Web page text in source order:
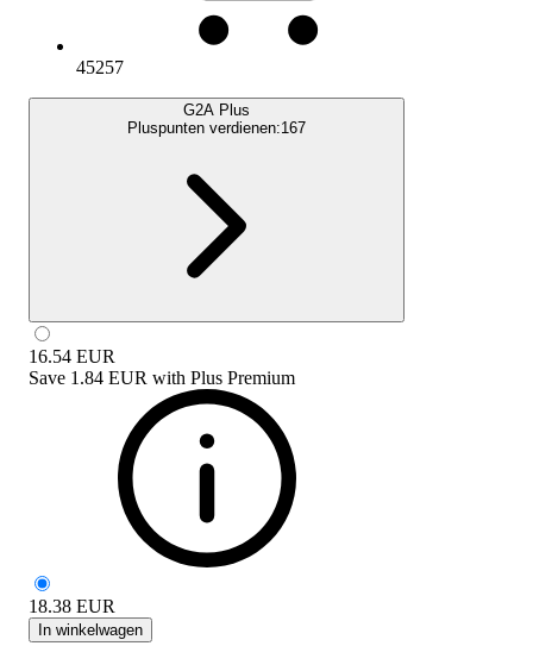
45257
G2A Plus
Pluspunten verdienen:167
16.54 EUR
Save 1.84 EUR with Plus Premium
18.38 EUR
In winkelwagen